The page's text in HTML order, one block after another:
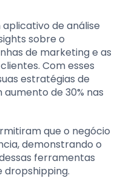
de análise
sobre o
de marketing e as
Com esses
estratégias de
de 30% nas
que o negócio
demonstrando o
ferramentas
dropshipping.